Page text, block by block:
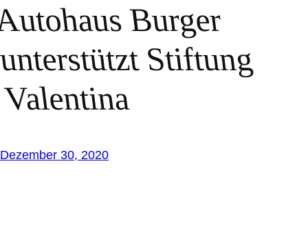
Burger
Stiftung
Valentina
Dezember 30, 2020